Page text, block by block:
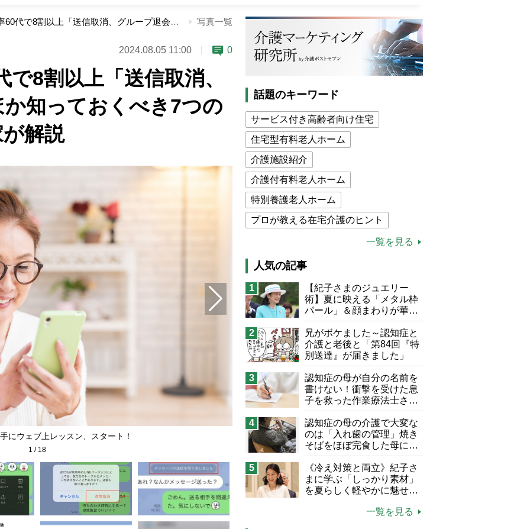
LINEの利用率60代で8割以上「送信取消、グループ退会」ほか知っておくべき7つの基本機能を専門家が解説 写真一覧
2024.08.05 11:00 0
8割以上「送信取消、
知っておくべき7つの
解説
にウェブ上レッスン、スタート！ 「送信取消」を選択して
1 / 18
話題のキーワード
サービス付き高齢者向け住宅
住宅型有料老人ホーム
介護施設紹介
介護付有料老人ホーム
特別養護老人ホーム
プロが教える在宅介護のヒント
介護食
高木ブー
ケアマネジャー
猫が母になつきません
息子の遠距離介護サバイバル術
兄がボケました
便利なサービス
予防法
一覧を見る
人気の記事
1
【紀子さまのジュエリー
術】夏に映える「メタル枠
パール」＆顔まわりが華や
ぐ「揺れる一粒」の使い分
け方
2
兄がボケました～認知症と
介護と老後と「第84回『特
別送達』が届きました」
3
認知症の母が自分の名前を
書けない！衝撃を受けた息
子を救った作業療法士さん
の言葉
4
認知症の母の介護で大変な
のは「入れ歯の管理」焼き
そばをほぼ完食した母に息
子が血の気が引いた理由
5
《冷え対策と両立》紀子さ
まに学ぶ「しっかり素材」
を夏らしく軽やかに魅せる
一覧を見る